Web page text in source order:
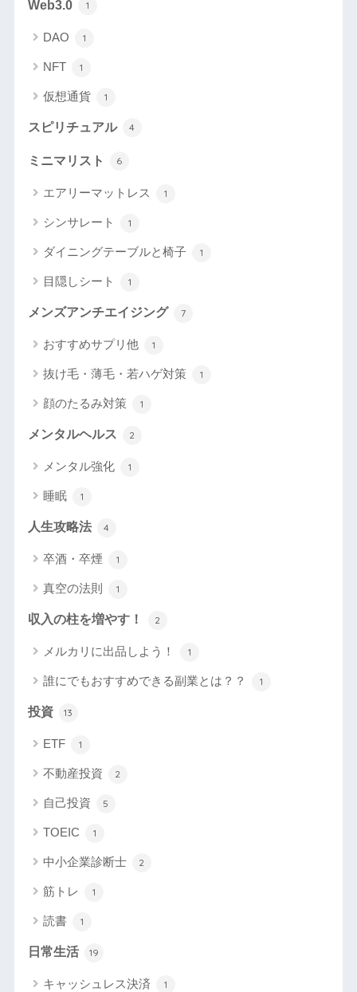
Web3.0 1
DAO 1
NFT 1
仮想通貨 1
スピリチュアル 4
ミニマリスト 6
エアリーマットレス 1
シンサレート 1
ダイニングテーブルと椅子 1
目隠しシート 1
メンズアンチエイジング 7
おすすめサプリ他 1
抜け毛・薄毛・若ハゲ対策 1
顔のたるみ対策 1
メンタルヘルス 2
メンタル強化 1
睡眠 1
人生攻略法 4
卒酒・卒煙 1
真空の法則 1
収入の柱を増やす！ 2
メルカリに出品しよう！ 1
誰にでもおすすめできる副業とは？？ 1
投資 13
ETF 1
不動産投資 2
自己投資 5
TOEIC 1
中小企業診断士 2
筋トレ 1
読書 1
日常生活 19
キャッシュレス決済 1